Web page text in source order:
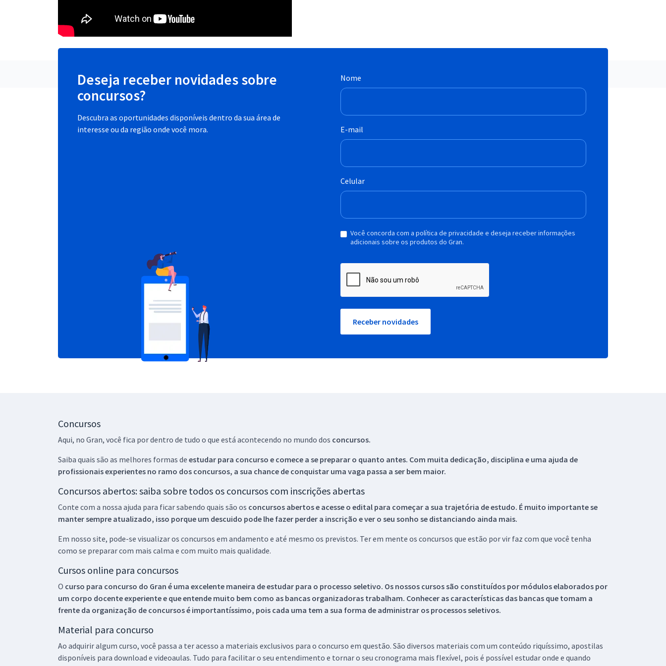
Deseja receber novidades sobre
concursos?
Descubra as oportunidades disponíveis dentro da sua área de
interesse ou da região onde você mora.
Nome
E-mail
Celular
Você concorda com a política de privacidade e deseja receber informações
adicionais sobre os produtos do Gran.
Receber novidades
Concursos
Aqui, no Gran, você fica por dentro de tudo o que está acontecendo no mundo dos concursos.
Saiba quais são as melhores formas de estudar para concurso e comece a se preparar o quanto antes. Com muita dedicação, disciplina e uma ajuda de
profissionais experientes no ramo dos concursos, a sua chance de conquistar uma vaga passa a ser bem maior.
Concursos abertos: saiba sobre todos os concursos com inscrições abertas
Conte com a nossa ajuda para ficar sabendo quais são os concursos abertos e acesse o edital para começar a sua trajetória de estudo. É muito importante se
manter sempre atualizado, isso porque um descuido pode lhe fazer perder a inscrição e ver o seu sonho se distanciando ainda mais.
Em nosso site, pode-se visualizar os concursos em andamento e até mesmo os previstos. Ter em mente os concursos que estão por vir faz com que você tenha
como se preparar com mais calma e com muito mais qualidade.
Cursos online para concursos
O curso para concurso do Gran é uma excelente maneira de estudar para o processo seletivo. Os nossos cursos são constituídos por módulos elaborados por
um corpo docente experiente e que entende muito bem como as bancas organizadoras trabalham. Conhecer as características das bancas que tomam a
frente da organização de concursos é importantíssimo, pois cada uma tem a sua forma de administrar os processos seletivos.
Material para concurso
Ao adquirir algum curso, você passa a ter acesso a materiais exclusivos para o concurso em questão. São diversos materiais com um conteúdo riquíssimo, apostilas
disponíveis para download e videoaulas. Tudo para facilitar o seu entendimento e tornar o seu cronograma mais flexível, pois é possível estudar onde e quando